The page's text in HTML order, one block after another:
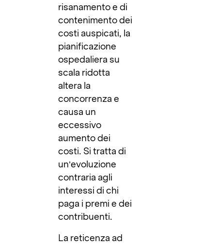
risanamento e di
contenimento dei
costi auspicati, la
pianificazione
ospedaliera su
scala ridotta
altera la
concorrenza e
causa un
eccessivo
aumento dei
costi. Si tratta di
un’evoluzione
contraria agli
interessi di chi
paga i premi e dei
contribuenti.
La reticenza ad